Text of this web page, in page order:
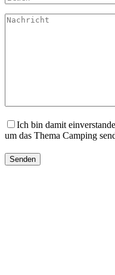
Ich bin damit
um das Thema Camping